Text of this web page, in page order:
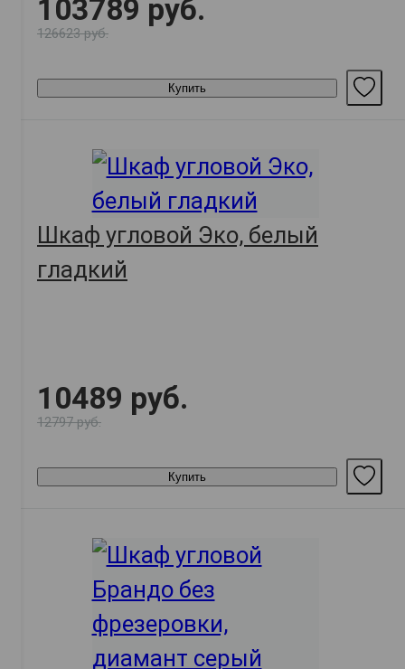
103789 руб.
126623 руб.
Купить
Шкаф угловой Эко, белый
гладкий
10489 руб.
12797 руб.
Купить